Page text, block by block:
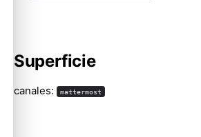
Superficie
canales: mattermost